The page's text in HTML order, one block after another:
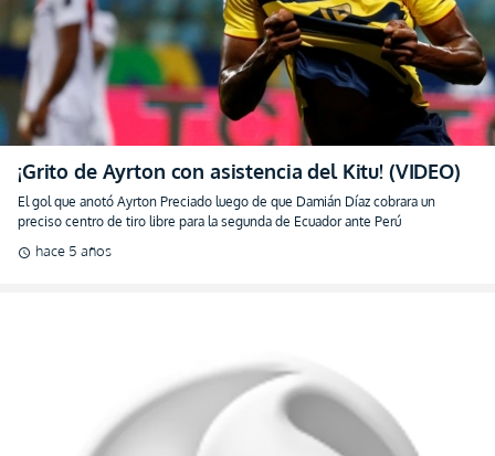
¡Grito de Ayrton con asistencia del Kitu! (VIDEO)
El gol que anotó Ayrton Preciado luego de que Damián Díaz cobrara un
preciso centro de tiro libre para la segunda de Ecuador ante Perú
schedule hace 5 años